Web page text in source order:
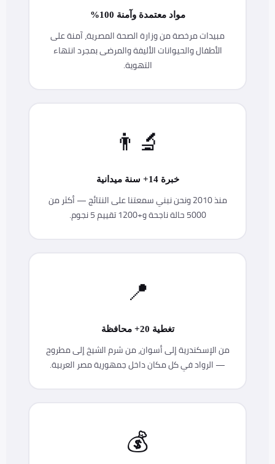
مواد معتمدة وآمنة 100%
مبيدات مرخصة من وزارة الصحة المصرية، آمنة على
الأطفال والحيوانات الأليفة والمرضى بمجرد انتهاء
التهوية.
👨‍🔬
خبرة 14+ سنة ميدانية
منذ 2010 ونحن نبني سمعتنا على النتائج — أكثر من
5000 حالة ناجحة و+1200 تقييم 5 نجوم.
📍
تغطية 20+ محافظة
من الإسكندرية إلى أسوان، من شرم الشيخ إلى مطروح
— الرواد في كل مكان داخل جمهورية مصر العربية.
💰